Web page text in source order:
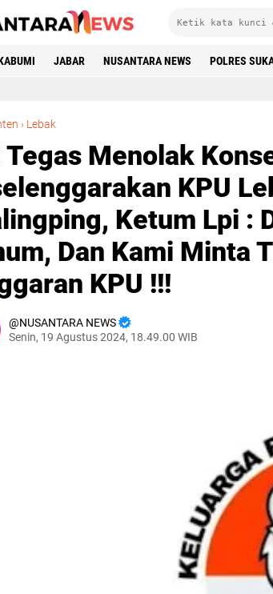
JABAR NUSANTARA NEWS POLRES
› Lebak
Tegas Menolak
KPU
Ketum Lpi :
Dan Kami Minta
KPU !!!
NUSANTARA NEWS
Senin, 19 Agustus 2024, 18.49.00 WIB